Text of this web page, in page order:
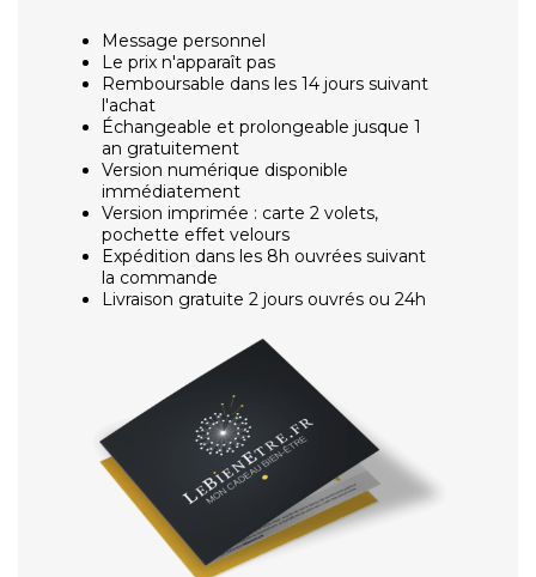
Message personnel
Le prix n'apparaît pas
Remboursable dans les 14 jours suivant
l'achat
Échangeable et prolongeable jusque 1
an gratuitement
Version numérique disponible
immédiatement
Version imprimée : carte 2 volets,
pochette effet velours
Expédition dans les 8h ouvrées suivant
la commande
Livraison gratuite 2 jours ouvrés ou 24h